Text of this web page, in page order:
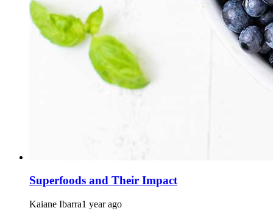
Superfoods and Their Impact
Kaiane Ibarra1 year ago